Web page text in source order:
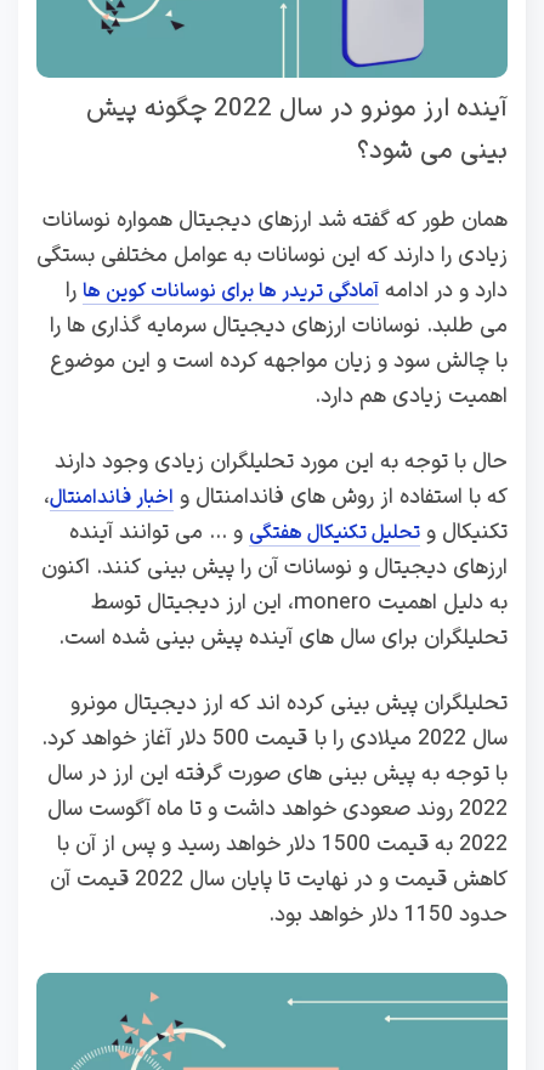
آینده ارز مونرو در سال 2022 چگونه پیش
بینی می شود؟
همان طور که گفته شد ارزهای دیجیتال همواره نوسانات
زیادی را دارند که این نوسانات به عوامل مختلفی بستگی
دارد و در ادامه آمادگی تریدر ها برای نوسانات کوین ها را
می طلبد. نوسانات ارزهای دیجیتال سرمایه گذاری ها را
با چالش سود و زیان مواجهه کرده است و این موضوع
اهمیت زیادی هم دارد.
حال با توجه به این مورد تحلیلگران زیادی وجود دارند
که با استفاده از روش های فاندامنتال و اخبار فاندامنتال،
تکنیکال و تحلیل تکنیکال هفتگی و … می توانند آینده
ارزهای دیجیتال و نوسانات آن را پیش بینی کنند. اکنون
به دلیل اهمیت monero، این ارز دیجیتال توسط
تحلیلگران برای سال های آینده پیش بینی شده است.
تحلیلگران پیش بینی کرده اند که ارز دیجیتال مونرو
سال 2022 میلادی را با قیمت 500 دلار آغاز خواهد کرد.
با توجه به پیش بینی های صورت گرفته این ارز در سال
2022 روند صعودی خواهد داشت و تا ماه آگوست سال
2022 به قیمت 1500 دلار خواهد رسید و پس از آن با
کاهش قیمت و در نهایت تا پایان سال 2022 قیمت آن
حدود 1150 دلار خواهد بود.